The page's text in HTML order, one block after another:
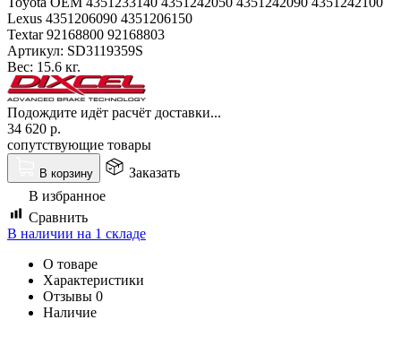
Lexus 4351206090 4351206150
Textar 92168800 92168803
Артикул: SD3119359S
Вес: 15.6 кг.
Подождите идёт расчёт доставки...
34 620 р.
сопутствующие товары
В корзину
Заказать
В избранное
Сравнить
В наличии на 1 складе
О товаре
Характеристики
Отзывы 0
Наличие